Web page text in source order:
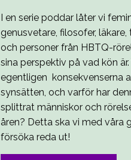
I en serie poddar låter vi
genusvetare, filosofer, läkare,
och personer från HBTQ-
sina perspektiv på vad kön
egentligen konsekvenserna
synsätten, och varför har
splittrat människor och
åren? Detta ska vi med våra
försöka reda ut!